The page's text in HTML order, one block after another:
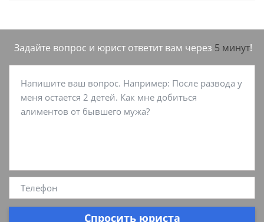
Задайте вопрос и юрист ответит вам через 5 минут!
Спросить юриста